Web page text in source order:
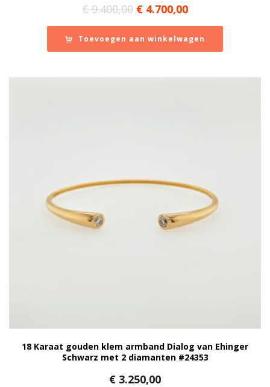
€9.400,00 Oorspronkelijke
prijs
was:
€ 9.400,00.
€ 4.700,00Huidige
prijs
is:
€ 4.700,00.
Toevoegen aan winkelwagen
18 Karaat gouden klem armband Dialog van Ehinger
Schwarz met 2 diamanten #24353
€ 3.250,00